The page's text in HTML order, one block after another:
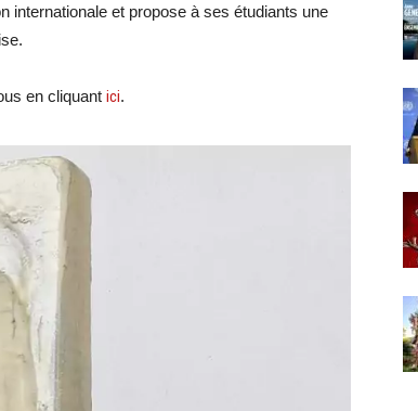
internationale et propose à ses étudiants une
en cliquant ici.